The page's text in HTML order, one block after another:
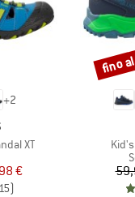
+2
XT
ridotto
€
15)
Sconto
fino